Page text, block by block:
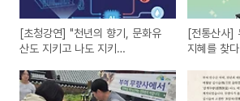
[초청강연] "천년의 향기, 문화유
산도 지키고 나도 지키
[전통산사]
지혜를 찾다